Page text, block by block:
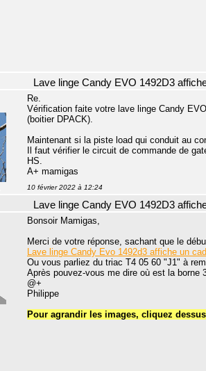
Lave linge Candy EVO 1492D3
Re.
Vérification faite votre lave linge Candy
(boitier DPACK).
Maintenant si la piste load qui conduit au
Il faut vérifier le circuit de commande de
HS.
A+ mamigas
10 février 2022 à 12:24
Lave linge Candy EVO 1492D3
Bonsoir Mamigas,
Merci de votre réponse, sachant que le
Lave linge Candy Evo 1492d3 affiche un
Ou vous parliez du triac T4 05 60 "J1" à
Après pouvez-vous me dire où est la borne
@+
Philippe
Pour agrandir les images, cliquez